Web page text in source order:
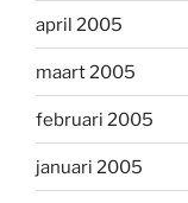
april 2005
maart 2005
februari 2005
januari 2005